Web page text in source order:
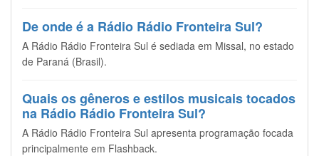
De onde é a Rádio Rádio Fronteira Sul?
A Rádio Rádio Fronteira Sul é sediada em Missal, no estado
de Paraná (Brasil).
Quais os gêneros e estilos musicais tocados
na Rádio Rádio Fronteira Sul?
A Rádio Rádio Fronteira Sul apresenta programação focada
principalmente em Flashback.